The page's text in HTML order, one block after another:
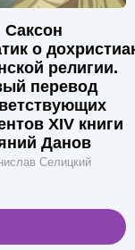
Саксон
о
религии.
перевод
XIV книги
Данов
Селицкий